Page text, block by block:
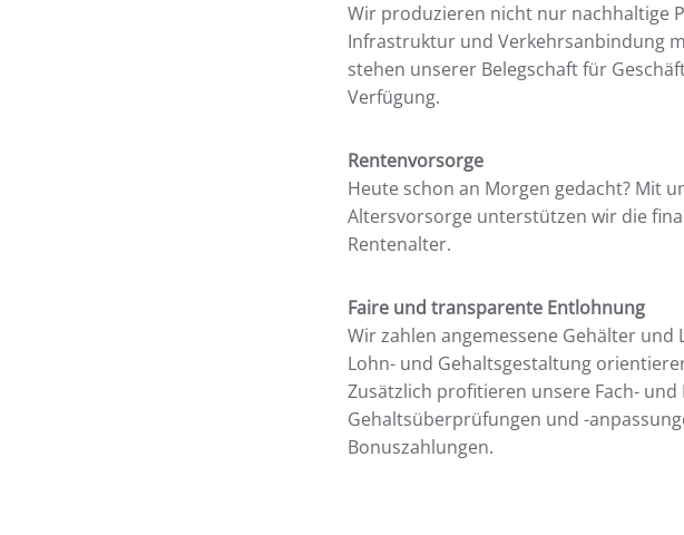
Wir produzieren nicht nur nachhaltige
Infrastruktur und Verkehrsanbindung
stehen unserer Belegschaft für
Verfügung.
Rentenvorsorge
Heute schon an Morgen gedacht? Mit
Altersvorsorge unterstützen wir die
Rentenalter.
Faire und transparente Entlohnung
Wir zahlen angemessene Gehälter
Lohn- und Gehaltsgestaltung
Zusätzlich profitieren unsere Fach-
Gehaltsüberprüfungen und -
Bonuszahlungen.